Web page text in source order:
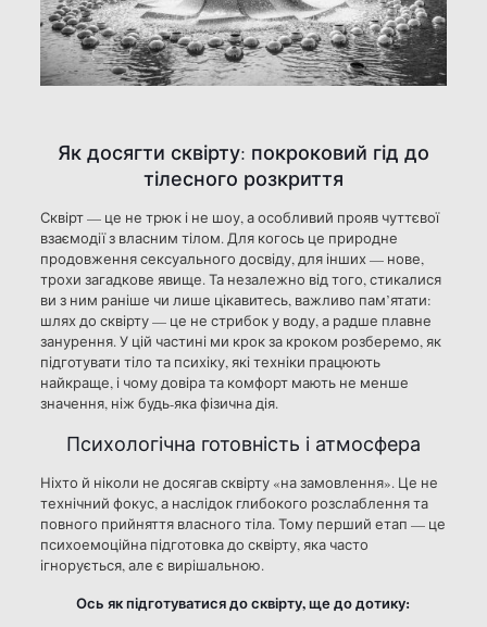
Як досягти сквірту: покроковий гід до
тілесного розкриття
Сквірт — це не трюк і не шоу, а особливий прояв чуттєвої
взаємодії з власним тілом. Для когось це природне
продовження сексуального досвіду, для інших — нове,
трохи загадкове явище. Та незалежно від того, стикалися
ви з ним раніше чи лише цікавитесь, важливо пам’ятати:
шлях до сквірту — це не стрибок у воду, а радше плавне
занурення. У цій частині ми крок за кроком розберемо, як
підготувати тіло та психіку, які техніки працюють
найкраще, і чому довіра та комфорт мають не менше
значення, ніж будь-яка фізична дія.
Психологічна готовність і атмосфера
Ніхто й ніколи не досягав сквірту «на замовлення». Це не
технічний фокус, а наслідок глибокого розслаблення та
повного прийняття власного тіла. Тому перший етап — це
психоемоційна підготовка до сквірту, яка часто
ігнорується, але є вирішальною.
Ось як підготуватися до сквірту, ще до дотику: